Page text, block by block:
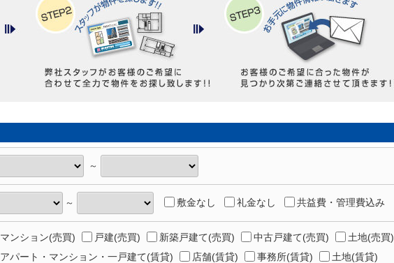
～
～ 敷金なし 礼金なし 共益費・管理費込み
マンション(売買) 戸建(売買) 新築戸建て(売買) 中古戸建て(売買)
土地(売買)
アパート・マンション・一戸建て(賃貸)
店舗(賃貸) 事務所(賃貸)
土地(賃貸)